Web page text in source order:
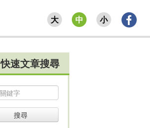
大 中 小
快速文章搜尋
搜尋